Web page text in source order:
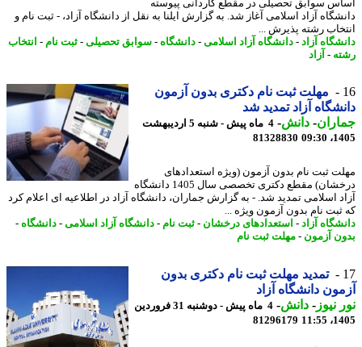
سوابق تحصیلی در مقطع کاردانی پیوسته
آزاد اسلامی آغاز شد. به گزارش ایلنا به نقل از دانشگاه آزاد، - ثبت نام و
رشته پذیرش ...
آزاد- دانشگاه آزاد اسلامی-دانشگاه-سوابق تحصیلی-ثبت نام-انتخاب
-آزاد
مهلت ثبت نام دکتری بدون آزمون
آزاد تمدید شد
- دانش -
4 ماه پیش - شنبه 5 اردیبهشت
81328830
ثبت نام بدون آزمون (ویژه استعدادهای
درخشان) مقطع دکتری تخصصی سال 1405 دانشگاه
اسلامی تمدید شد. - به گزارش جماران، دانشگاه آزاد در اطلاعیه ای اعلام کرد
نام بدون آزمون ویژه ...
آزاد- استعدادهای درخشان-ثبت نام-دانشگاه آزاد اسلامی-دانشگاه-
آزمون -مهلت ثبت نام
تمدید مهلت ثبت نام دکتری بدون
دانشگاه آزاد
نیوز-دانش -
4 ماه پیش - دوشنبه 31 فروردین
81296179